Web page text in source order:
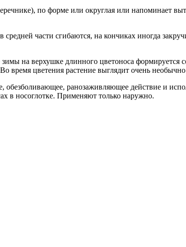
по форме или округлая или напоминает
части сгибаются, на кончиках иногда
на верхушке длинного цветоноса
время цветения растение выглядит очень
ранозаживляющее действие и
в носоглотке. Применяют только наружно.